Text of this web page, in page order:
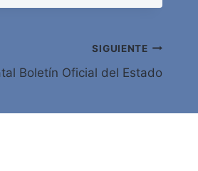
SIGUIENTE
Boletín Oficial del Estado